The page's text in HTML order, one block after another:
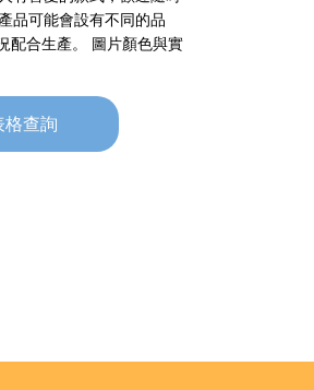
品可能會設有不同的品
配合生產。 圖片顏色與實
格查詢